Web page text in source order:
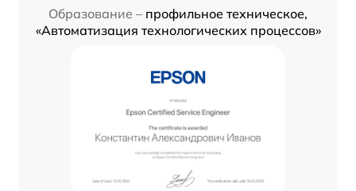
Образование – профильное техническое,
«Автоматизация технологических процессов»